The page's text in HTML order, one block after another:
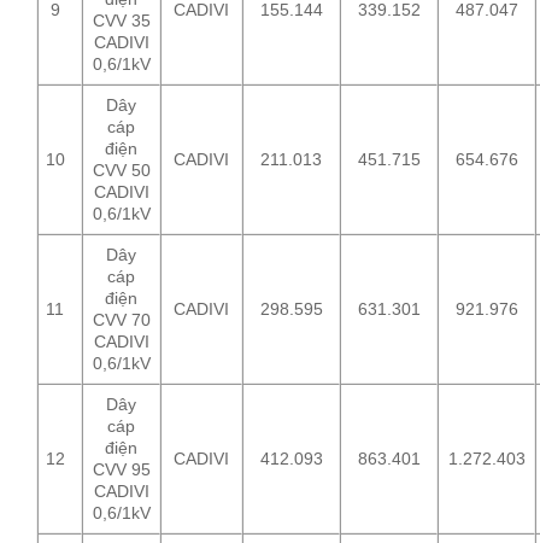
9
CVV 35
CADIVI
0,6/1kV
CADIVI 155.144 339.152 487.047
10
Dây
cáp
điện
CVV 50
CADIVI
0,6/1kV
CADIVI 211.013 451.715 654.676
11
Dây
cáp
điện
CVV 70
CADIVI
0,6/1kV
CADIVI 298.595 631.301 921.976
12
Dây
cáp
điện
CVV 95
CADIVI
0,6/1kV
CADIVI 412.093 863.401 1.272.403